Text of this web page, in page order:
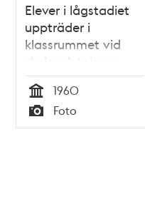
Elever i lågstadiet
uppträder i
klassrummet vid
skolavslutningen.
Enskedefältets skola
Tid
1960
Typ
Foto